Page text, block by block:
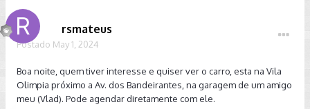
rsmateus
Postado May 1, 2024
Boa noite, quem tiver interesse e quiser ver o carro, esta na Vila
Olimpia próximo a Av. dos Bandeirantes, na garagem de um amigo
meu (Vlad). Pode agendar diretamente com ele.